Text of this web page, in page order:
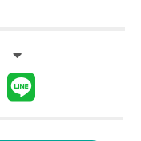
Facebook